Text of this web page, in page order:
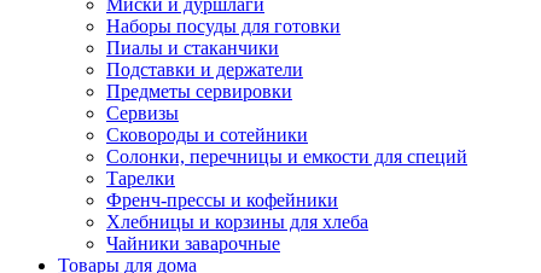
Наборы посуды для готовки
Пиалы и стаканчики
Подставки и держатели
Предметы сервировки
Сервизы
Сковороды и сотейники
Солонки, перечницы и емкости для специй
Тарелки
Френч-прессы и кофейники
Хлебницы и корзины для хлеба
Чайники заварочные
Товары для дома